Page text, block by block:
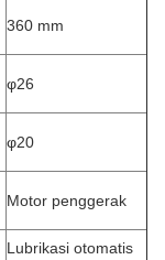
360 mm
φ26
φ20
Motor penggerak
Lubrikasi otomatis